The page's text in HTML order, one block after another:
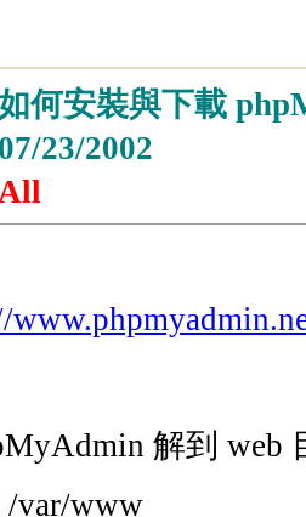
何安裝與下載
07/23/2002
解到 web
var/www